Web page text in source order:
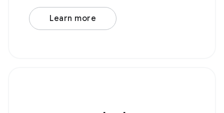
行修改，并将更改保存回原始文件。 如需打开文件，
请调用 showOpenFilePicker() ， 该方法会返回一个
Promise，其中包含 所选文件或多个文件的数组。如
Learn more